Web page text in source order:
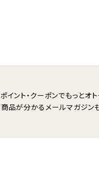
イント・クーポンでもっとオ
商品が分かるメールマガジン